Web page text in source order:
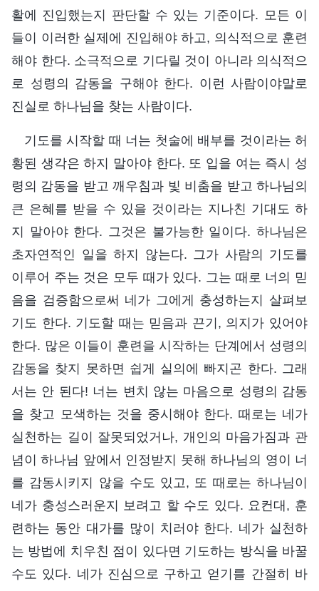
활에 진입했는지 판단할 수 있는 기준이다. 모든 이
들이 이러한 실제에 진입해야 하고, 의식적으로 훈련
해야 한다. 소극적으로 기다릴 것이 아니라 의식적으
로 성령의 감동을 구해야 한다. 이런 사람이야말로
진실로 하나님을 찾는 사람이다.
기도를 시작할 때 너는 첫술에 배부를 것이라는 허
황된 생각은 하지 말아야 한다. 또 입을 여는 즉시 성
령의 감동을 받고 깨우침과 빛 비춤을 받고 하나님의
큰 은혜를 받을 수 있을 것이라는 지나친 기대도 하
지 말아야 한다. 그것은 불가능한 일이다. 하나님은
초자연적인 일을 하지 않는다. 그가 사람의 기도를
이루어 주는 것은 모두 때가 있다. 그는 때로 너의 믿
음을 검증함으로써 네가 그에게 충성하는지 살펴보
기도 한다. 기도할 때는 믿음과 끈기, 의지가 있어야
한다. 많은 이들이 훈련을 시작하는 단계에서 성령의
감동을 찾지 못하면 쉽게 실의에 빠지곤 한다. 그래
서는 안 된다! 너는 변치 않는 마음으로 성령의 감동
을 찾고 모색하는 것을 중시해야 한다. 때로는 네가
실천하는 길이 잘못되었거나, 개인의 마음가짐과 관
념이 하나님 앞에서 인정받지 못해 하나님의 영이 너
를 감동시키지 않을 수도 있고, 또 때로는 하나님이
네가 충성스러운지 보려고 할 수도 있다. 요컨대, 훈
련하는 동안 대가를 많이 치러야 한다. 네가 실천하
는 방법에 치우친 점이 있다면 기도하는 방식을 바꿀
수도 있다. 네가 진심으로 구하고 얻기를 간절히 바